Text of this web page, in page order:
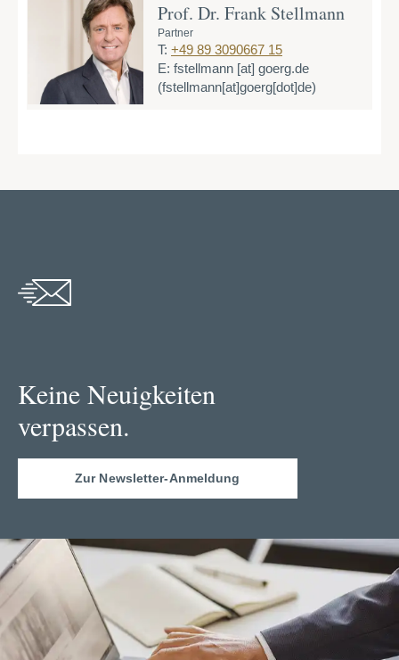
Prof. Dr. Frank Stellmann
Partner
T: +49 89 3090667 15
E: fstellmann [at] goerg.de
(fstellmann[at]goerg[dot]de)
Keine Neuigkeiten
verpassen.
Zur Newsletter-Anmeldung